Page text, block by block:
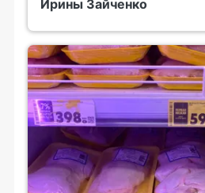
Ирины Зайченко